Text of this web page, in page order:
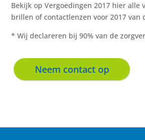
Bekijk op Vergoedingen 2017 hier alle
brillen of contactlenzen voor 2017 van
* Wij declareren bij 90% van de
Neem contact op